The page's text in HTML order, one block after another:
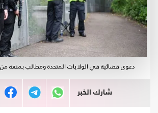
دعوى قضائية في الولايات المتحدة ومطالب بمنعه
شارك الخبر